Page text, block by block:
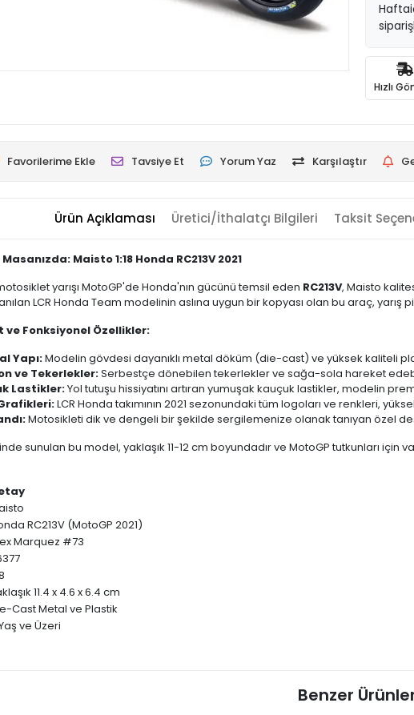
Hızlı
Favorilerime Ekle Tavsiye Et Yorum Yaz Karşılaştır
Ürün Açıklaması Üretici/İthalatçı Bilgileri Taksit
Maisto 1:18 Honda RC213V 2021
yarışı MotoGP'de Honda'nın gücünü temsil eden RC213V, Maisto
LCR Honda Team modelinin aslına uygun bir kopyası olan bu araç, yarış
ve Fonksiyonel Özellikler:
Yapı:Modelin gövdesi dayanıklı metal döküm (die-cast) ve yüksek kaliteli
ve Tekerlekler:Serbestçe dönebilen tekerlekler ve sağa-sola hareket
Lastikler:Yol tutuşu hissiyatını artıran yumuşak kauçuk lastikler, modelin
LCR Honda takımının 2021 sezonundaki tüm logoları ve renkleri,
Motosikleti dik ve dengeli bir şekilde sergilemenize olanak tanıyan özel
sunulan bu model, yaklaşık 11-12 cm boyundadır ve MotoGP tutkunları için
RC213V (MotoGP 2021)
Marquez #73
11.4 x 4.6 x 6.4 cm
Cast Metal ve Plastik
ve Üzeri
Benzer